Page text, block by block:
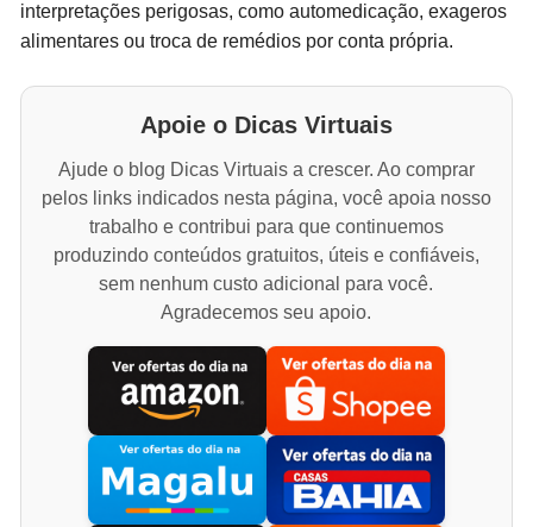
interpretações perigosas, como automedicação, exageros
alimentares ou troca de remédios por conta própria.
Apoie o Dicas Virtuais
Ajude o blog Dicas Virtuais a crescer. Ao comprar
pelos links indicados nesta página, você apoia nosso
trabalho e contribui para que continuemos
produzindo conteúdos gratuitos, úteis e confiáveis,
sem nenhum custo adicional para você.
Agradecemos seu apoio.